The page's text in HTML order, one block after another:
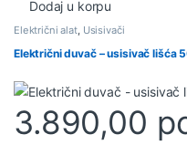
Dodaj u korpu
Električni alat, Usisivači
Električni duvač – usisivač lišća
3.890,00